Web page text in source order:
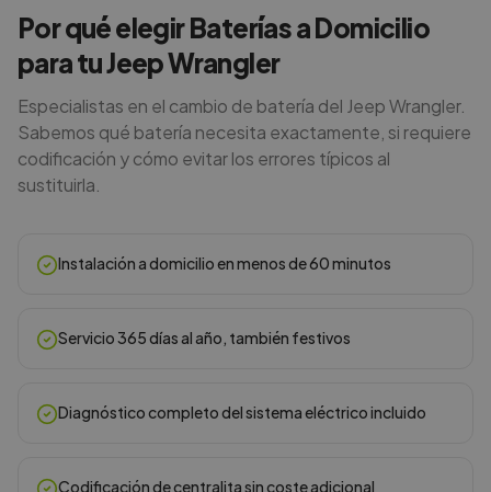
Por qué elegir Baterías a Domicilio
para tu Jeep Wrangler
Especialistas en el cambio de batería del Jeep Wrangler.
Sabemos qué batería necesita exactamente, si requiere
codificación y cómo evitar los errores típicos al
sustituirla.
Instalación a domicilio en menos de 60 minutos
Servicio 365 días al año, también festivos
Diagnóstico completo del sistema eléctrico incluido
Codificación de centralita sin coste adicional